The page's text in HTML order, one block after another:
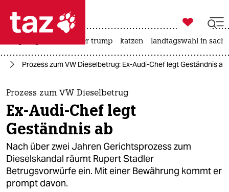
 taz zahl ich
taz zahl ich
themen
politik
öko
gesellschaft
kultur

taz zahl ich
usa unter trump katzen landtagswahl in
Prozess zum VW Dieselbetrug: Ex-Audi-Chef legt Geständnis ab
Prozess zum VW Dieselbetrug
Ex-Audi-Chef legt
Geständnis ab
Nach über zwei Jahren Gerichtsprozess zum
Dieselskandal räumt Rupert Stadler
Betrugsvorwürfe ein. Mit einer Bewährung kommt er
prompt davon.